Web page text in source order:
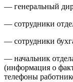
— генеральный
— сотрудники
— сотрудники
— начальник
(информация о
телефоны